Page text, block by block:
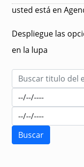
usted está en
Despliegue las
en la lupa